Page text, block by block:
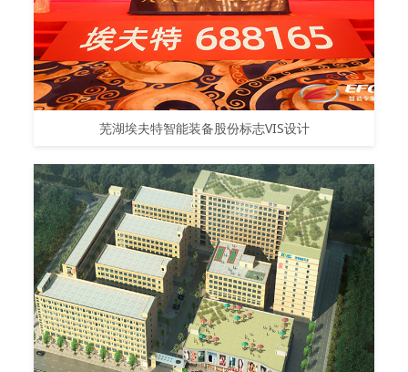
芜湖埃夫特智能装备股份标志VIS设计